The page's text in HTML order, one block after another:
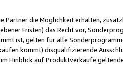
Partner die Möglichkeit erhalten,
Fristen) das Recht vor,
ist, gelten für alle
kommt) disqualifizierende
Hinblick auf Produktverkäufe